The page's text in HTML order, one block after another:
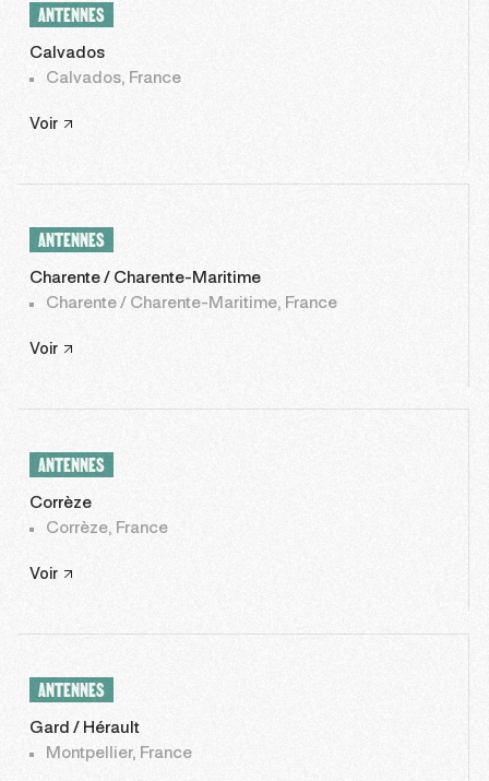
ANTENNES
Calvados
Calvados, France
Voir
ANTENNES
Charente / Charente-Maritime
Charente / Charente-Maritime, France
Voir
ANTENNES
Corrèze
Corrèze, France
Voir
ANTENNES
Gard / Hérault
Montpellier, France